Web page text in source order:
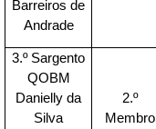
Barreiros de
Andrade
3.º Sargento
QOBM
Danielly da
Silva
2.º
Membro